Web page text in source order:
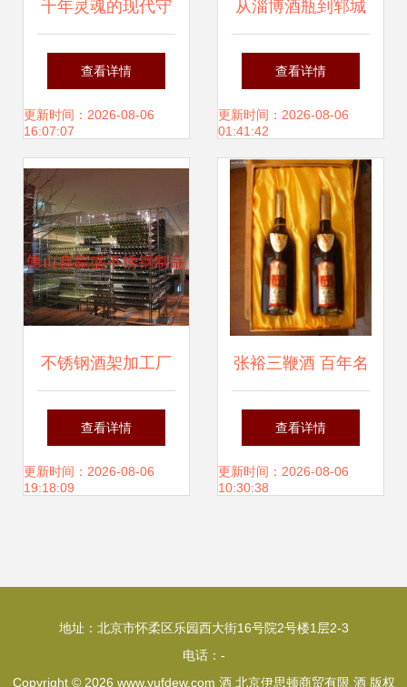
千年灵魂的现代守
护者 透视葡萄酒瓶
的设计美学
查看详情
更新时间：2026-08-06
16:07:07
从淄博酒瓶到郓城
金鹏玻璃 探寻中国
酒瓶产业的匠心之
路
查看详情
更新时间：2026-08-06
01:41:42
不锈钢酒架加工厂
品牌、采购、图片
与批发一站式指南
查看详情
更新时间：2026-08-06
19:18:09
张裕三鞭酒 百年名
酿，品质传承与市
场机遇
查看详情
更新时间：2026-08-06
10:30:38
地址：北京市怀柔区乐园西大街16号院2号楼1层2-3
电话：-
Copyright © 2026 www.yufdew.com 酒 北京伊思顿商贸有限 酒版权